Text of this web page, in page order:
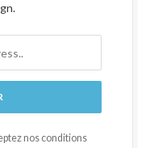
nos conditions